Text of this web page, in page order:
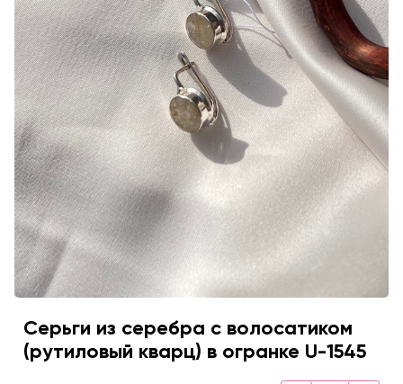
Серьги из серебра с волосатиком
(рутиловый кварц) в огранке U-1545